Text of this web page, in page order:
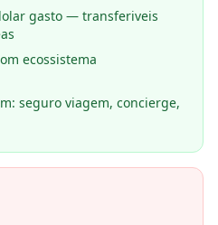
gasto — transferiveis
ecossistema
seguro viagem, concierge,